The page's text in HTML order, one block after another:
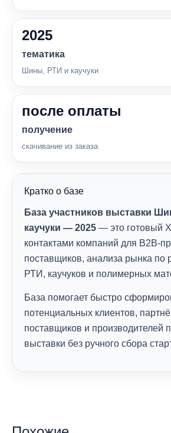
2025
тематика
Шины, РТИ и каучуки
после оплаты
получение
скачивание из заказа
Кратко о базе
База участников выставки
каучуки — 2025 — это готовый
контактами компаний для B2B-
поставщиков, анализа рынка по
РТИ, каучуков и полимерных
База помогает быстро
потенциальных клиентов,
поставщиков и производителей
выставки без ручного сбора